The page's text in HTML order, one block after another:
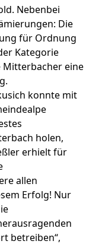
Nebenbei
Die
für Ordnung
Kategorie
Mitterbacher eine
konnte mit
holen,
erhielt für
allen
Erfolg! Nur
betreiben“,